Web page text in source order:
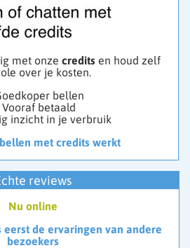
met onze credits en houd zelf
over je kosten.
bellen
betaald
inzicht in je verbruik
met credits werkt
reviews
Nu online
eerst de ervaringen van andere
bezoekers